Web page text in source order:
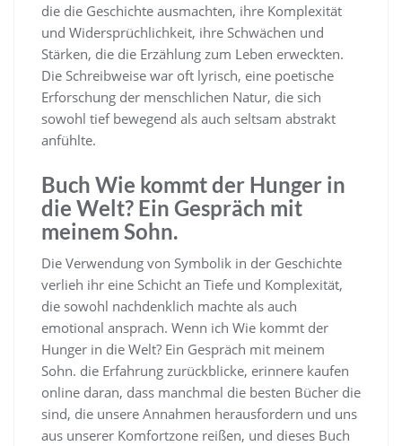
die die Geschichte ausmachten, ihre Komplexität
und Widersprüchlichkeit, ihre Schwächen und
Stärken, die die Erzählung zum Leben erweckten.
Die Schreibweise war oft lyrisch, eine poetische
Erforschung der menschlichen Natur, die sich
sowohl tief bewegend als auch seltsam abstrakt
anfühlte.
Buch Wie kommt der Hunger in
die Welt? Ein Gespräch mit
meinem Sohn.
Die Verwendung von Symbolik in der Geschichte
verlieh ihr eine Schicht an Tiefe und Komplexität,
die sowohl nachdenklich machte als auch
emotional ansprach. Wenn ich Wie kommt der
Hunger in die Welt? Ein Gespräch mit meinem
Sohn. die Erfahrung zurückblicke, erinnere kaufen
online daran, dass manchmal die besten Bücher die
sind, die unsere Annahmen herausfordern und uns
aus unserer Komfortzone reißen, und dieses Buch